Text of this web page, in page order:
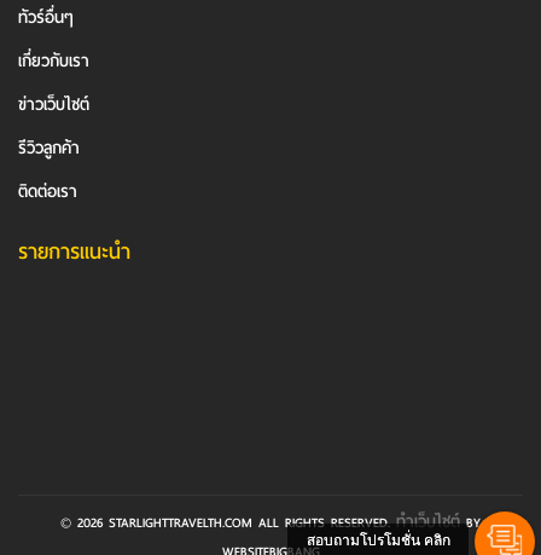
ทัวร์อื่นๆ
เกี่ยวกับเรา
ข่าวเว็บไซต์
รีวิวลูกค้า
ติดต่อเรา
รายการแนะนำ
© 2026 STARLIGHTTRAVELTH.COM ALL RIGHTS RESERVED.ทำเว็บไซต์BY
สอบถามโปรโมชั่น คลิก